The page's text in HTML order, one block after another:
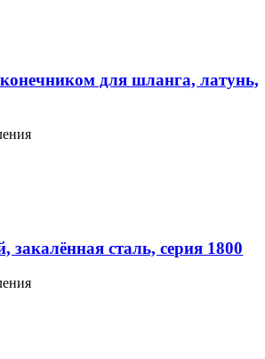
для шланга, латунь,
закалённая сталь, серия 1800